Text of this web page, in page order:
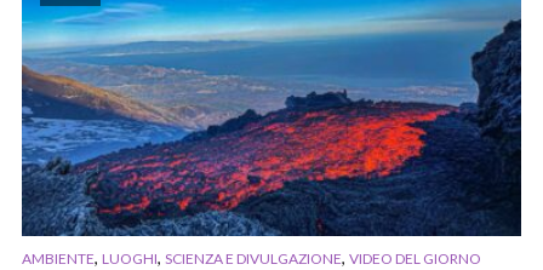
AMBIENTE, LUOGHI, SCIENZA E DIVULGAZIONE, VIDEO DEL GIORNO